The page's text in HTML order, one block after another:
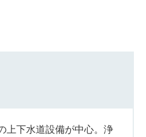
上下水道設備が中心。浄